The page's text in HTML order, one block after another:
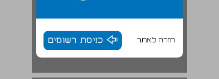
חזרה לאתר כניסת רשומים